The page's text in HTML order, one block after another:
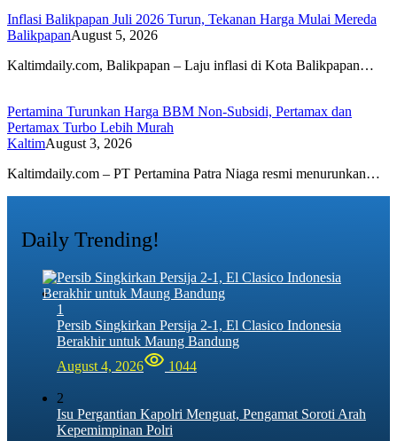
Inflasi Balikpapan Juli 2026 Turun, Tekanan Harga Mulai Mereda
BalikpapanAugust 5, 2026
Kaltimdaily.com, Balikpapan – Laju inflasi di Kota Balikpapan…
Pertamina Turunkan Harga BBM Non-Subsidi, Pertamax dan
Pertamax Turbo Lebih Murah
KaltimAugust 3, 2026
Kaltimdaily.com – PT Pertamina Patra Niaga resmi menurunkan…
Daily Trending!
1
Persib Singkirkan Persija 2-1, El Clasico Indonesia
Berakhir untuk Maung Bandung
August 4, 2026
1044
2
Isu Pergantian Kapolri Menguat, Pengamat Soroti Arah
Kepemimpinan Polri